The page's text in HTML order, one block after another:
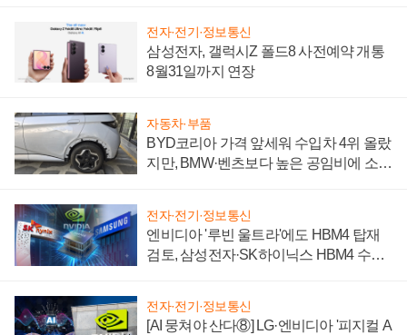
전자·전기·정보통신
삼성전자, 갤럭시Z 폴드8 사전예약 개통
8월31일까지 연장
자동차·부품
BYD코리아 가격 앞세워 수입차 4위 올랐
지만, BMW·벤츠보다 높은 공임비에 소비
전자·전기·정보통신
엔비디아 '루빈 울트라'에도 HBM4 탑재
검토, 삼성전자·SK하이닉스 HBM4 수율
전자·전기·정보통신
[AI 뭉쳐야 산다⑧] LG·엔비디아 '피지컬 A